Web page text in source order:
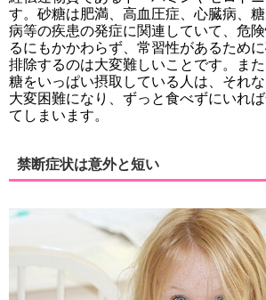
す。砂糖は肥満、高血圧症、心臓病、
病等の疾患の発症に関連していて、危
るにもかかわらず、常習性があるため
排除するのは大変難しいことです。ま
糖をいっぱい摂取している人は、それ
大変困難になり、ずっと食べずにいれ
てしまいます。
禁断症状は意外と短い